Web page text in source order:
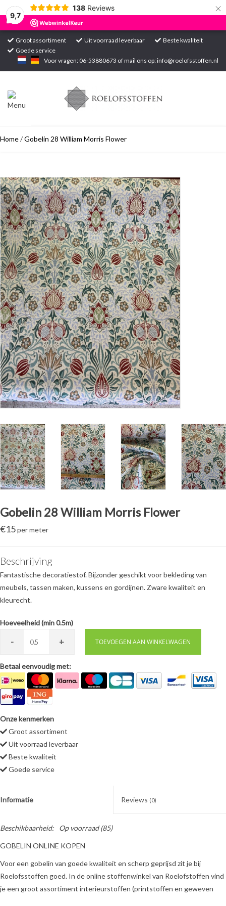
9,7
138 Reviews ×
Groot assortiment Uit voorraad leverbaar
Beste kwaliteit
Goede service
Voor vragen: 06-53880673 of mail ons op:info@roelofsstoffen.nl
Home
Projecten
Markten
Home/Gobelin 28 William Morris Flower
Gobelin 28 William Morris Flower
€15per meter
Beschrijving
Fantastische decoratiestof. Bijzonder geschikt voor bekleding van
meubels, tassen maken, kussens en gordijnen. Zware kwaliteit en
kleurecht.
Hoeveelheid (min 0.5m)
- 0. + TOEVOEGEN AAN WINKELWAGEN
Betaal eenvoudig met:
Onze kenmerken
Groot assortiment
Uit voorraad leverbaar
Beste kwaliteit
Goede service
Informatie Reviews (0)
Beschikbaarheid: Op voorraad(85)
GOBELIN ONLINE KOPEN
Voor een gobelin van goede kwaliteit en scherp geprijsd zit je bij
Roelofsstoffen goed. In de online stoffenwinkel van Roelofstoffen vind
je een groot assortiment interieurstoffen (printstoffen en geweven